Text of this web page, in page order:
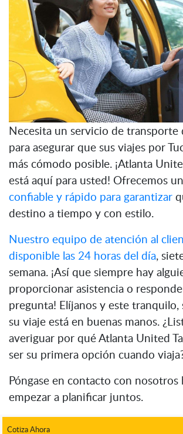
Necesita un servicio de transporte
para asegurar que sus viajes por
más cómodo posible. ¡Atlanta
está aquí para usted! Ofrecemos un
confiable y rápido para garantizar
destino a tiempo y con estilo.
Nuestro equipo de atención al
disponible las 24 horas del día,
semana. ¡Así que siempre hay
proporcionar asistencia o
pregunta! Elíjanos y este
su viaje está en buenas manos.
averiguar por qué Atlanta United
ser su primera opción cuando
Póngase en contacto con nosotros
empezar a planificar juntos.
Cotiza Ahora